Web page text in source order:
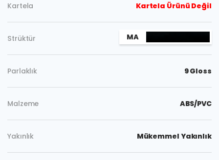
Kartela Kartela Ürünü Değil
Strüktür MA
Parlaklık 9 Gloss
Malzeme ABS/PVC
Yakınlık Mükemmel Yakınlık
Kopyala